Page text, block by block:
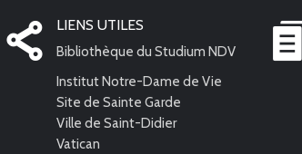
LIENS UTILES
Bibliothèque du Studium NDV
Institut Notre-Dame de Vie
Site de Sainte Garde
Ville de Saint-Didier
Vatican